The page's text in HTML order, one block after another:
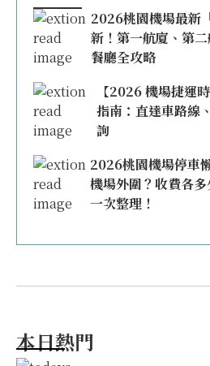
2026桃園機場最新
新！第一航廈、第
餐廳全攻略
【2026 機場捷運
指南：直達車路線
詢
2026桃園機場停車
機場外圍？收費各
一次整理！
本日熱門